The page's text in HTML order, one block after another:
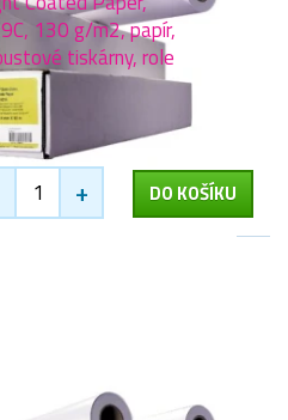
130 g/m2, papír,
tiskárny, role
+ DO KOŠÍKU